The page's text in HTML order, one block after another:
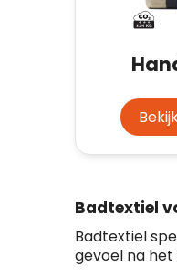
Badtextiel
Badtextiel
gevoel na